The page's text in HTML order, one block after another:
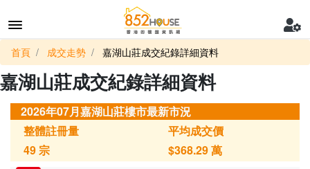
首頁 成交走勢 嘉湖山莊成交紀錄詳細資料
嘉湖山莊成交紀錄詳細資料
2026年07月嘉湖山莊樓市最新市況
整體註冊量
49宗
平均成交價
$368.29萬